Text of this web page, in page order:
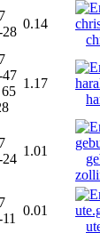
28
0.14
47
1.17
24
1.01
0.01